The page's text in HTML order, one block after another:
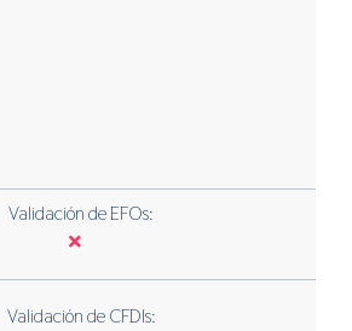
Validación de EFOs:
Validación de CFDIs: